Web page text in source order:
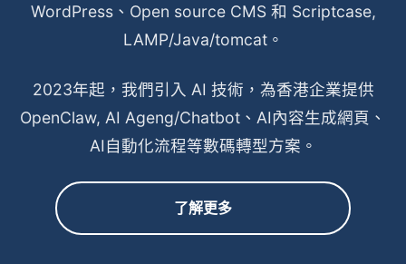
WordPress、Open source CMS 和 Scriptcase,
LAMP/Java/tomcat。
2023年起，我們引入 AI 技術，為香港企業提供
OpenClaw, AI Ageng/Chatbot、AI內容生成網頁、
AI自動化流程等數碼轉型方案。
了解更多